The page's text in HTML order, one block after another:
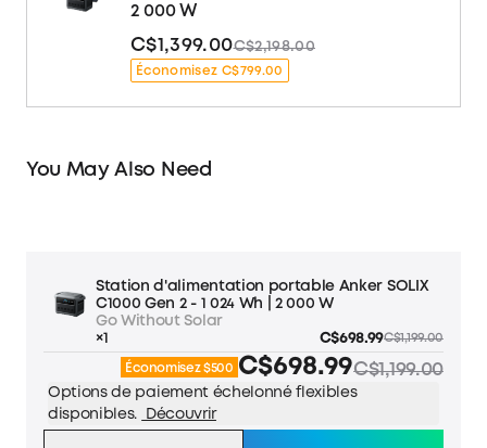
2 000 W
C$1,399.00C$2,198.00
Économisez C$799.00
You May Also Need
Station d'alimentation portable Anker SOLIX
C1000 Gen 2 - 1 024 Wh | 2 000 W
Go Without Solar
×1
C$698.99C$1,199.00
Économisez $500 C$698.99C$1,199.00
Options de paiement échelonné flexibles
disponibles.
Découvrir